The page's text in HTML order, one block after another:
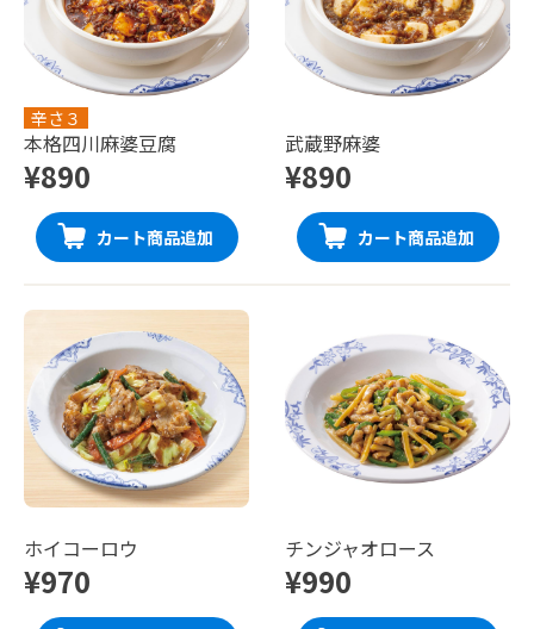
辛さ３
本格四川麻婆豆腐
¥890
カート商品追加
武蔵野麻婆
¥890
カート商品追加
ホイコーロウ
¥970
チンジャオロース
¥990